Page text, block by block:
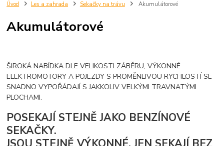
Úvod Les a zahrada Sekačky na trávu Akumulátorové
Akumulátorové
ŠIROKÁ NABÍDKA DLE VELIKOSTI ZÁBĚRU, VÝKONNÉ
ELEKTROMOTORY A POJEZDY S PROMĚNLIVOU RYCHLOSTÍ SE
SNADNO VYPOŘÁDAJÍ S JAKKOLIV VELKÝMI TRAVNATÝMI
PLOCHAMI.
POSEKAJÍ STEJNĚ JAKO BENZÍNOVÉ
SEKAČKY.